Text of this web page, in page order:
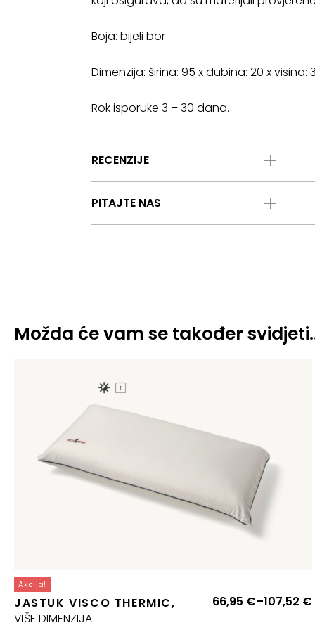
Boja: bijeli bor
Dimenzija: širina: 95 x dubina: 20 x visina:
Rok isporuke 3 – 30 dana.
RECENZIJE
PITAJTE NAS
Možda će vam se također
Akcija!
JASTUK VISCO THERMIC,
VIŠE DIMENZIJA
66,95 €–107,52 €